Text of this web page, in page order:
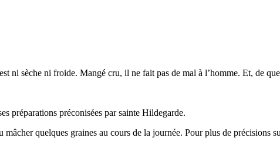
ni sèche ni froide. Mangé cru, il ne fait pas de mal à l’homme. Et, de
préparations préconisées par sainte Hildegarde.
quelques graines au cours de la journée. Pour plus de précisions